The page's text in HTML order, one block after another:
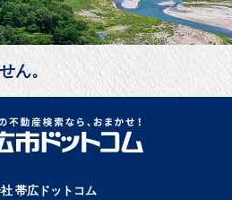
ん。
帯広ドットコム